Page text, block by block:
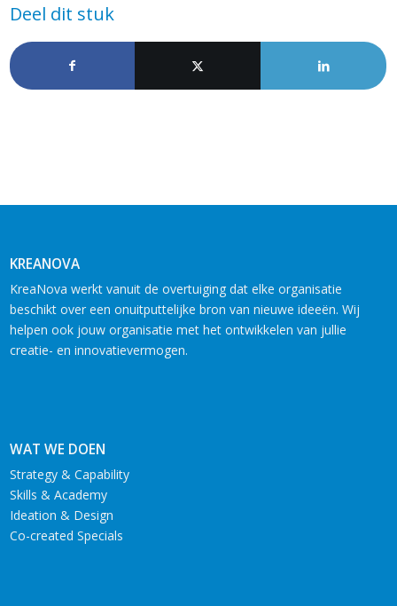
Deel dit stuk
KREANOVA
KreaNova werkt vanuit de overtuiging dat elke organisatie
beschikt over een onuitputtelijke bron van nieuwe ideeën. Wij
helpen ook jouw organisatie met het ontwikkelen van jullie
creatie- en innovatievermogen.
WAT WE DOEN
Strategy & Capability
Skills & Academy
Ideation & Design
Co-created Specials